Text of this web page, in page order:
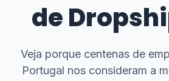
de
Veja porque centenas de
Portugal nos consideram a